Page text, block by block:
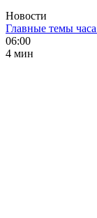
Новости
Главные темы
06:00
4 мин